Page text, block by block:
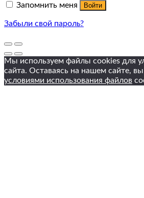
Запомнить меня Войти
Забыли свой пароль?
Мы используем файлы cookies для
сайта. Оставаясь на нашем сайте,
условиями использования файлов